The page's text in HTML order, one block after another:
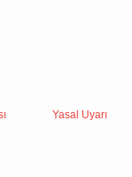
Yasal Uyarı